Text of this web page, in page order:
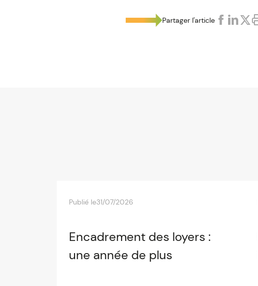
Partager l'article
Publié le31/07/2026
Encadrement des loyers :
une année de plus